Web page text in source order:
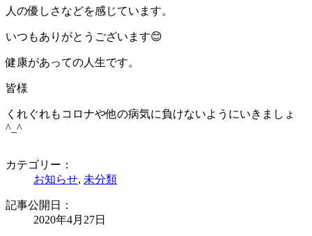
人の優しさなどを感じています。
いつもありがとうございます😊
健康があっての人生です。
皆様
くれぐれもコロナや他の病気に負けないようにいきましょ
^_^
カテゴリー：
お知らせ, 未分類
記事公開日：
2020年4月27日